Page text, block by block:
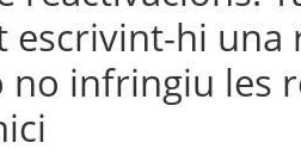
hi una
no infringiu les